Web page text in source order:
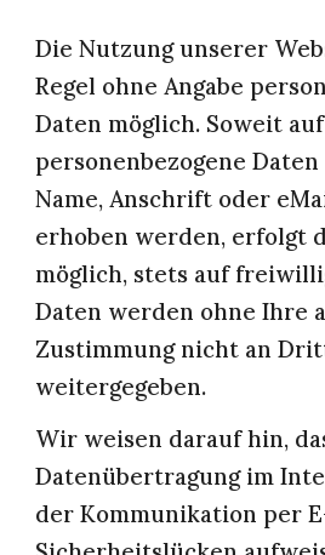
Die Nutzung unserer
Regel ohne Angabe
Daten möglich. Soweit
personenbezogene
Name, Anschrift oder
erhoben werden, erfolgt
möglich, stets auf
Daten werden ohne Ihre
Zustimmung nicht an
weitergegeben.
Wir weisen darauf hin,
Datenübertragung im
der Kommunikation per